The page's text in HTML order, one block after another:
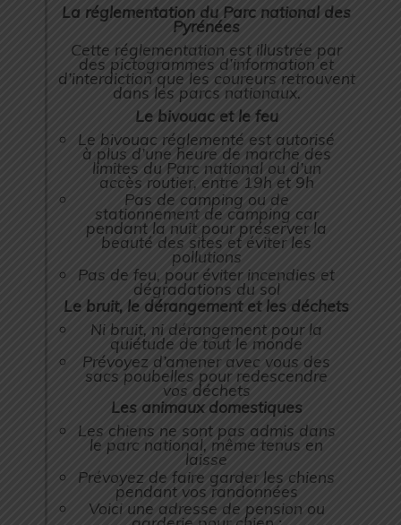
La réglementation du Parc national des
Pyrénées
Cette réglementation est illustrée par
des pictogrammes d’information et
d’interdiction que les coureurs retrouvent
dans les parcs nationaux.
Le bivouac et le feu
Le bivouac réglementé est autorisé
à plus d’une heure de marche des
limites du Parc national ou d’un
accès routier, entre 19h et 9h
Pas de camping ou de
stationnement de camping car
pendant la nuit pour préserver la
beauté des sites et éviter les
pollutions
Pas de feu, pour éviter incendies et
dégradations du sol
Le bruit, le dérangement et les déchets
Ni bruit, ni dérangement pour la
quiétude de tout le monde
Prévoyez d’amener avec vous des
sacs poubelles pour redescendre
vos déchets
Les animaux domestiques
Les chiens ne sont pas admis dans
le parc national, même tenus en
laisse
Prévoyez de faire garder les chiens
pendant vos randonnées
Voici une adresse de pension ou